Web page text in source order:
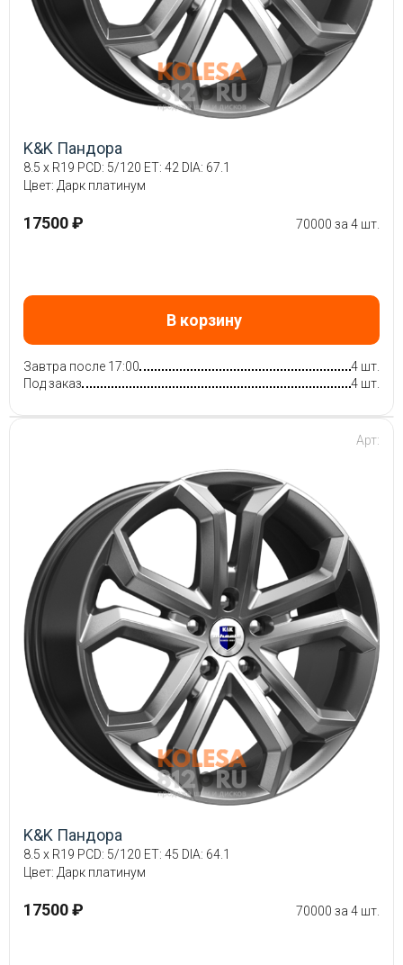
K&K Пандора
8.5 x R19 PCD: 5/120 ET: 42 DIA: 67.1
Цвет: Дарк платинум
17500 ₽ 70000 за 4 шт.
В корзину
Завтра после 17:00
4 шт.
Под заказ
4 шт.
Арт:
K&K Пандора
8.5 x R19 PCD: 5/120 ET: 45 DIA: 64.1
Цвет: Дарк платинум
17500 ₽ 70000 за 4 шт.